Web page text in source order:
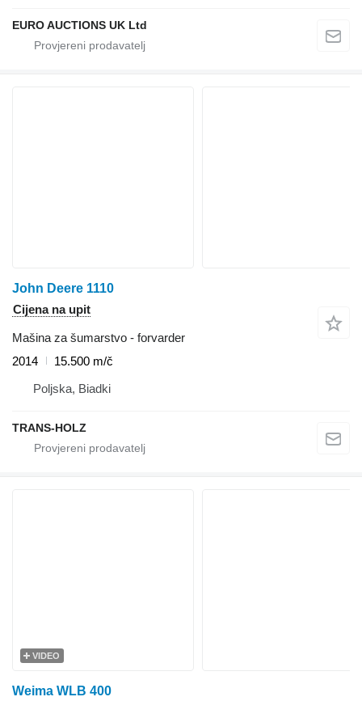
EURO AUCTIONS UK Ltd
John Deere 1110
Cijena na upit
Mašina za šumarstvo - forvarder
2014
15.500 m/č
Poljska, Biadki
TRANS-HOLZ
VIDEO
Weima WLB 400